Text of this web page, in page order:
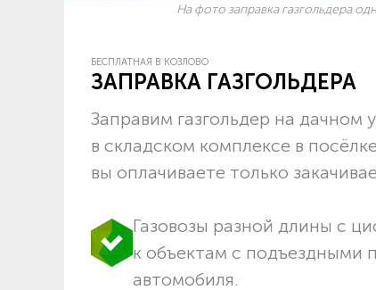
На фото заправка газгольдера
БЕСПЛАТНАЯ В КОЗЛОВО
ЗАПРАВКА ГАЗГОЛЬДЕРА
Заправим газгольдер на дачном
в складском комплексе в
вы оплачиваете только
Газовозы разной длины с
к объектам c подъездными
автомобиля.